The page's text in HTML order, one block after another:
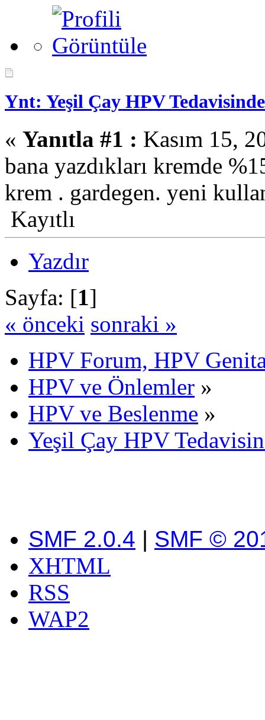
Ynt: Yeşil Çay HPV
« Yanıtla #1 : Kasım 15,
bana yazdıkları kremde
krem . gardegen. yeni
Kayıtlı
Yazdır
Sayfa: [1]
« önceki sonraki »
HPV Forum, HPV
HPV ve Önlemler »
HPV ve Beslenme »
Yeşil Çay HPV
SMF 2.0.4 | SMF ©
XHTML
RSS
WAP2